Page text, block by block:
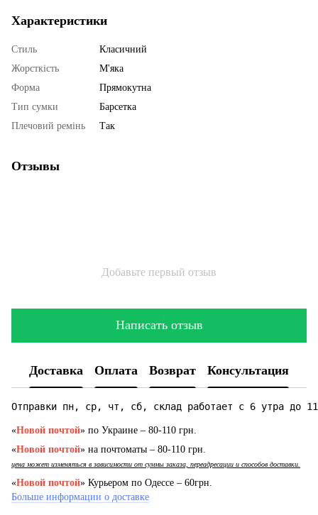
Характеристики
Стиль
Класичний
Жорсткість
М'яка
Форма
Прямокутна
Тип сумки
Барсетка
Плечовий ремінь
Так
Отзывы
Добавьте первый отзыв
Написать отзыв
Доставка Оплата Возврат Консультация
Отправки пн, ср, чт, сб, склад работает с 6 утра до
«Новой почтой» по Украине – 80-110 грн.
«Новой почтой» на почтоматы – 80-110 грн.
цена может изменяться в зависимости от суммы заказа, переадресации и способов доставки.
«Новой почтой» Курьером по Одессе – 60грн.
Больше информации о доставке